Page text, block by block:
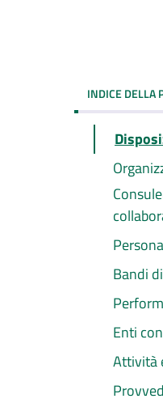
INDICE DELLA
Bandi
Enti
Attività